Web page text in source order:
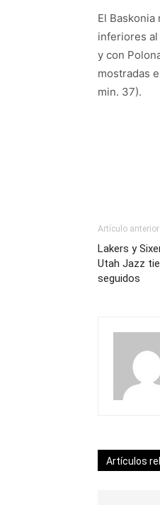
El
inferiores
y con
mostradas
min. 37).
Artículo anterior
Lakers y
Utah Jazz
seguidos
Artículos